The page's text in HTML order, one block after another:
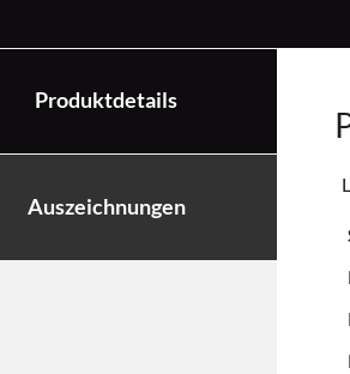
Produktdetails
Auszeichnungen